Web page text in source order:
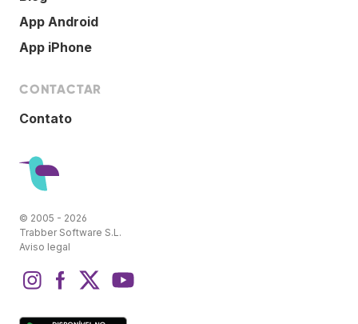
App Android
App iPhone
CONTACTAR
Contato
© 2005 - 2026
Trabber Software S.L.
Aviso legal